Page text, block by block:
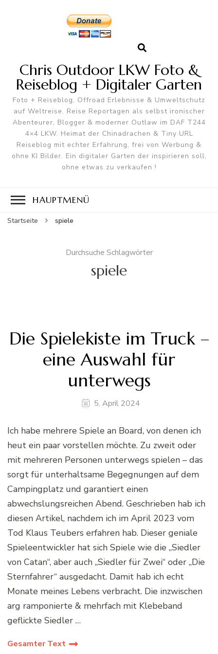
Chris Outdoor LKW Foto &
Reiseblog + Digitaler Garten
Foto + Reiseblog, Offroad Erlebnisse & Umweltschutz
auf Weltreise. Reise Reportagen als selbst ironischer
Abenteurer, Blogger & moderner Outlaw im DAF T244
4×4 LKW. Heimat der Chinadrachen & Tiny URL
Reiseblog mit echter Erfahrung, frei von Werbung &
ohne KI Bilder. Ein digitaler Garten der inspirieren soll,
ohne etwas zu verkaufen !
HAUPTMENÜ
Startseite spiele
Durchsuche Schlagwörter
spiele
Die Spielekiste im Truck –
eine Auswahl für
unterwegs
5. April 2024
Ich habe mehrere Spiele an Board, von denen ich
heut ein paar vorstellen möchte. Zu zweit oder
mit mehreren Personen unterwegs spielen – das
sorgt für unterhaltsame Begegnungen auf dem
Campingplatz und garantiert einen
abwechslungsreichen Abend. Geschrieben hab ich
diesen Artikel, nachdem ich im April 2023 vom
Tod Klaus Teubers erfahren hab. Dieser geniale
Spieleentwickler hat sich Spiele wie die „Siedler
von Catan“, aber auch „Siedler für Zwei“ oder „Die
Sternfahrer“ ausgedacht. Damit hab ich echt
Monate meines Lebens verbracht. Die inzwischen
arg ramponierte & mehrfach mit Klebeband
geflickte Siedler …
Gesamter Text